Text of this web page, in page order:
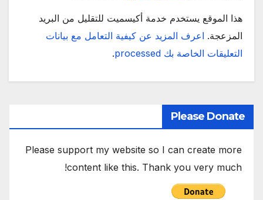
هذا الموقع يستخدم خدمة أكيسميت للتقليل من البريد
المزعجة. اعرف المزيد عن كيفية التعامل مع بيانات
التعليقات الخاصة بك processed
.
Please Donate
Please support my website so I can create more
content like this. Thank you very much!